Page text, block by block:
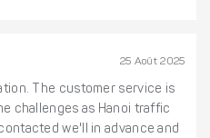
25 Août 2025
The customer service is
challenges as Hanoi traffic
we'll in advance and